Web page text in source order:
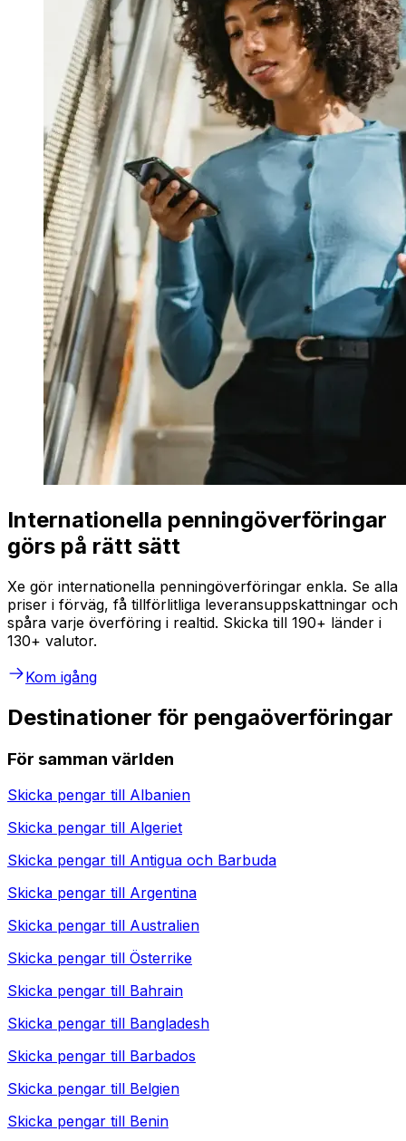
Internationella penningöverföringar
görs på rätt sätt
Xe gör internationella penningöverföringar enkla. Se alla
priser i förväg, få tillförlitliga leveransuppskattningar och
spåra varje överföring i realtid. Skicka till 190+ länder i
130+ valutor.
Kom igång
Destinationer för pengaöverföringar
För samman världen
Skicka pengar till Albanien
Skicka pengar till Algeriet
Skicka pengar till Antigua och Barbuda
Skicka pengar till Argentina
Skicka pengar till Australien
Skicka pengar till Österrike
Skicka pengar till Bahrain
Skicka pengar till Bangladesh
Skicka pengar till Barbados
Skicka pengar till Belgien
Skicka pengar till Benin